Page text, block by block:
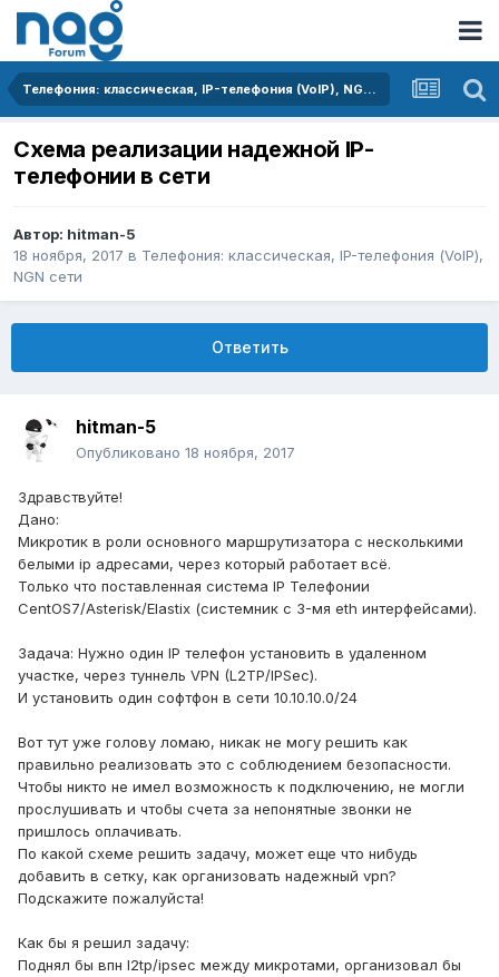
Телефония: классическая, IP-телефония (VoIP), NGN сети
Схема реализации надежной IP-
телефонии в сети
Автор: hitman-5
18 ноября, 2017 в Телефония: классическая, IP-телефония (VoIP),
NGN сети
Ответить
hitman-5
Опубликовано 18 ноября, 2017
Здравствуйте!
Дано:
Микротик в роли основного маршрутизатора с несколькими
белыми ip адресами, через который работает всё.
Только что поставленная система IP Телефонии
CentOS7/Asterisk/Elastix (системник с 3-мя eth интерфейсами).
Задача: Нужно один IP телефон установить в удаленном
участке, через туннель VPN (L2TP/IPSec).
И установить один софтфон в сети 10.10.10.0/24
Вот тут уже голову ломаю, никак не могу решить как
правильно реализовать это с соблюдением безопасности.
Чтобы никто не имел возможность к подключению, не могли
прослушивать и чтобы счета за непонятные звонки не
пришлось оплачивать.
По какой схеме решить задачу, может еще что нибудь
добавить в сетку, как организовать надежный vpn?
Подскажите пожалуйста!
Как бы я решил задачу:
Поднял бы впн l2tp/ipsec между микротами, организовал бы